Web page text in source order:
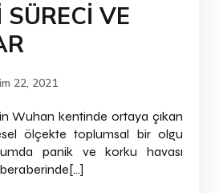
VE
22, 2021
Wuhan kentinde ortaya çıkan
ölçekte toplumsal bir olgu
panik ve korku havası